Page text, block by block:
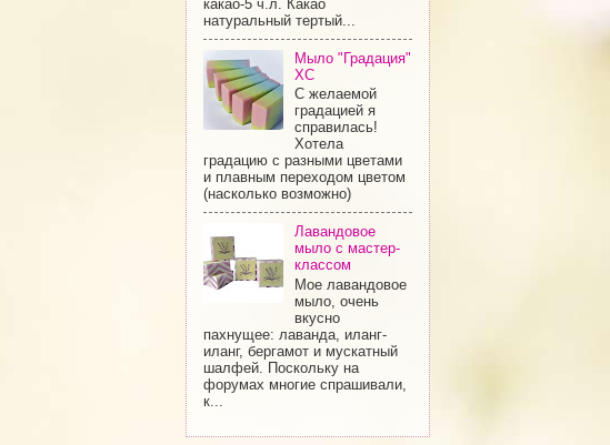
какао-5 ч.л. Какао
натуральный тертый...
Мыло "Градация"
ХС
С желаемой
градацией я
справилась!
Хотела
градацию с разными цветами
и плавным переходом цветом
(насколько возможно)
Лавандовое
мыло с мастер-
классом
Мое лавандовое
мыло, очень
вкусно
пахнущее: лаванда, иланг-
иланг, бергамот и мускатный
шалфей. Поскольку на
форумах многие спрашивали,
к...